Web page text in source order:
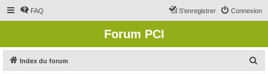
FAQ Connexion
S’enregistrer
Forum PCI
Index du forum